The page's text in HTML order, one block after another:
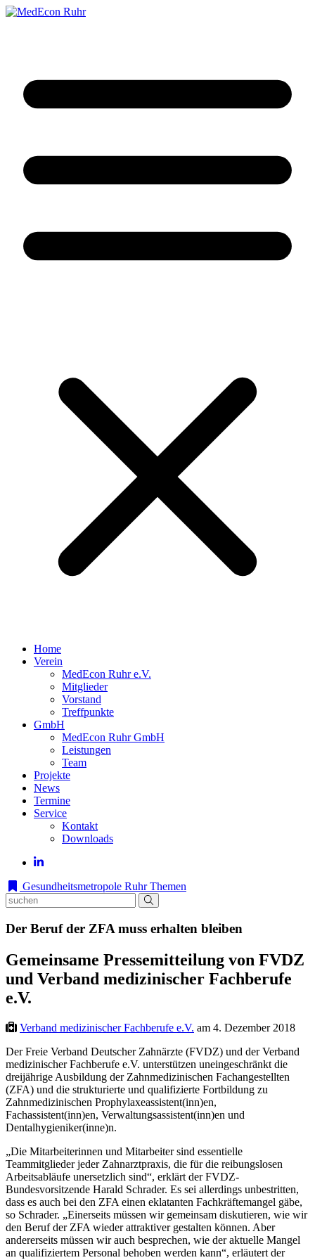
Home
Verein
MedEcon Ruhr e.V.
Mitglieder
Vorstand
Treffpunkte
GmbH
MedEcon Ruhr GmbH
Leistungen
Team
Projekte
News
Termine
Service
Kontakt
Downloads
Gesundheitsmetropole Ruhr Themen
Der Beruf der ZFA muss erhalten bleiben
Gemeinsame Pressemitteilung von FVDZ
und Verband medizinischer Fachberufe
e.V.
Verband medizinischer Fachberufe e.V. am 4. Dezember 2018
Der Freie Verband Deutscher Zahnärzte (FVDZ) und der Verband
medizinischer Fachberufe e.V. unterstützen uneingeschränkt die
dreijährige Ausbildung der Zahnmedizinischen Fachangestellten
(ZFA) und die strukturierte und qualifizierte Fortbildung zu
Zahnmedizinischen Prophylaxeassistent(inn)en,
Fachassistent(inn)en, Verwaltungsassistent(inn)en und
Dentalhygieniker(inne)n.
„Die Mitarbeiterinnen und Mitarbeiter sind essentielle
Teammitglieder jeder Zahnarztpraxis, die für die reibungslosen
Arbeitsabläufe unersetzlich sind“, erklärt der FVDZ-
Bundesvorsitzende Harald Schrader. Es sei allerdings unbestritten,
dass es auch bei den ZFA einen eklatanten Fachkräftemangel gäbe,
so Schrader. „Einerseits müssen wir gemeinsam diskutieren, wie wir
den Beruf der ZFA wieder attraktiver gestalten können. Aber
andererseits müssen wir auch besprechen, wie der aktuelle Mangel
an qualifiziertem Personal behoben werden kann“, erläutert der